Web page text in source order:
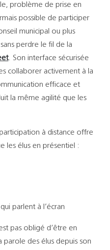
Support
problème de prise en
possible de participer
municipal ou plus
perdre le fil de la
. Son interface sécurisée
collaborer activement à la
efficace et
la même agilité que les
à distance offre
les élus en présentiel :
parlent à l’écran
pas obligé d’être en
des élus depuis son